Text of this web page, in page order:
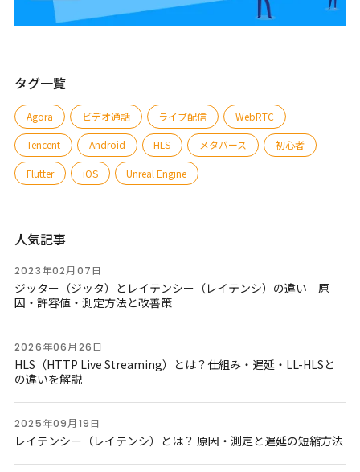
タグ一覧
Agora ビデオ通話 ライブ配信 WebRTC
Tencent Android HLS メタバース 初心者
Flutter iOS Unreal Engine
人気記事
2023年02月07日
ジッター（ジッタ）とレイテンシー（レイテンシ）の違い｜原
因・許容値・測定方法と改善策
2026年06月26日
HLS（HTTP Live Streaming）とは？仕組み・遅延・LL-HLSと
の違いを解説
2025年09月19日
レイテンシー（レイテンシ）とは？ 原因・測定と遅延の短縮方法